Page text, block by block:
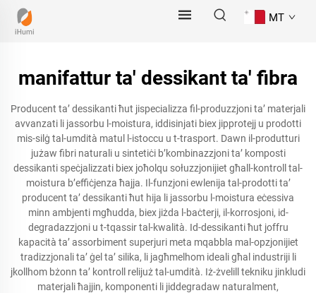
MT
manifattur ta' dessikant ta' fibra
Producent ta’ dessikanti ħut jispecializza fil-produzzjoni ta’ materjali
avvanzati li jassorbu l-moistura, iddisinjati biex jipprotejj u prodotti
mis-silġ tal-umdità matul l-istoccu u t-trasport. Dawn il-produtturi
jużaw fibri naturali u sintetiċi b’kombinazzjoni ta’ komposti
dessikanti speċjalizzati biex joħolqu sołuzzjonijiet għall-kontroll tal-
moistura b’effiċjenza ħajja. Il-funzjoni ewlenija tal-prodotti ta’
producent ta’ dessikanti ħut hija li jassorbu l-moistura eċessiva
minn ambjenti mgħudda, biex jiżda l-baċterji, il-korrosjoni, id-
degradazzjoni u t-tqassir tal-kwalità. Id-dessikanti ħut joffru
kapacità ta’ assorbiment superjuri meta mqabbla mal-opzjonijiet
tradizzjonali ta’ ġel ta’ silika, li jagħmelhom ideali għal industriji li
jkollhom bżonn ta’ kontroll relijuż tal-umdità. Iż-żvelill tekniku jinkludi
materjali ħajjin, komponenti li jiddegradaw naturalment,